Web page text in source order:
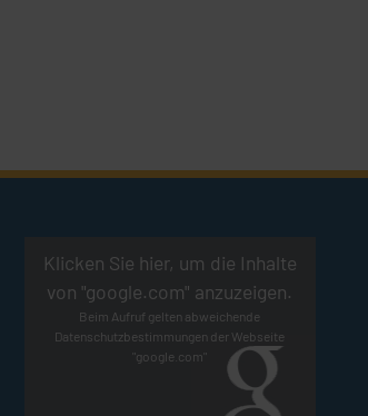
Klicken Sie hier, um die Inhalte
von "google.com" anzuzeigen.
Beim Aufruf gelten abweichende
Datenschutzbestimmungen der Webseite
"google.com"